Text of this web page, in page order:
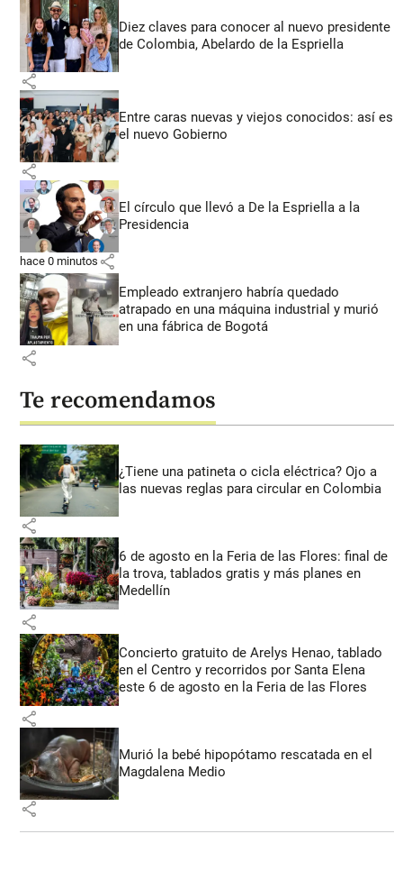
Diez claves para conocer al nuevo presidente
de Colombia, Abelardo de la Espriella
share
Entre caras nuevas y viejos conocidos: así es
el nuevo Gobierno
share
El círculo que llevó a De la Espriella a la
Presidencia
hace 0 minutos share
Empleado extranjero habría quedado
atrapado en una máquina industrial y murió
en una fábrica de Bogotá
share
Te recomendamos
¿Tiene una patineta o cicla eléctrica? Ojo a
las nuevas reglas para circular en Colombia
share
6 de agosto en la Feria de las Flores: final de
la trova, tablados gratis y más planes en
Medellín
share
Concierto gratuito de Arelys Henao, tablado
en el Centro y recorridos por Santa Elena
este 6 de agosto en la Feria de las Flores
share
Murió la bebé hipopótamo rescatada en el
Magdalena Medio
share